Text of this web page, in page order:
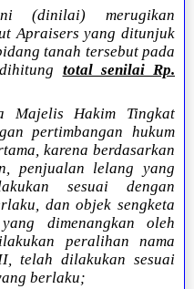
(dinilai) merugikan
Apraisers yang ditunjuk
tanah tersebut pada
total senilai Rp.
Majelis Hakim Tingkat
pertimbangan hukum
karena berdasarkan
penjualan lelang yang
sesuai dengan
dan objek sengketa
dimenangkan oleh
peralihan nama
telah dilakukan sesuai
berlaku;